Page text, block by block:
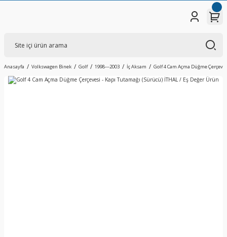
Anasayfa Volkswagen Binek Golf 1998---2003 İç Aksam Golf 4 Cam Açma Düğme